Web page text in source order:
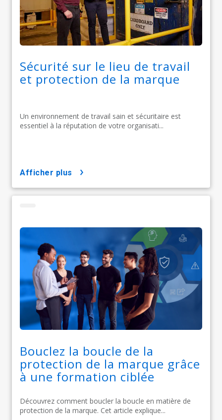
Sécurité sur le lieu de travail
et protection de la marque
Un environnement de travail sain et sécuritaire est
essentiel à la réputation de votre organisati...
afficher plus
Bouclez la boucle de la
protection de la marque grâce
à une formation ciblée
Découvrez comment boucler la boucle en matière de
protection de la marque. Cet article explique...